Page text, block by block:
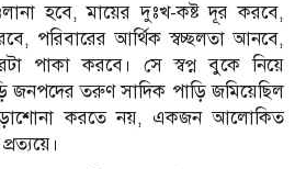
হবে, মায়ের দুঃখ-কষ্ট দূর করবে,
পরিবারের আর্থিক স্বচ্ছলতা আনবে,
পাকা করবে। সে স্বপ্ন বুকে নিয়ে
জনপদের তরুণ সাদিক পাড়ি জমিয়েছিল
করতে নয়, একজন আলোকিত